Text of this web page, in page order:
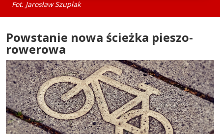
Fot. Jarosław Szupłak
Powstanie nowa ścieżka pieszo-
rowerowa